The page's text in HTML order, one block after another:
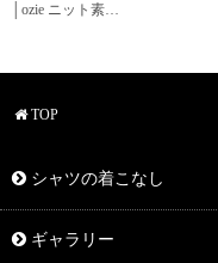
│ozie ニット素…
TOP
シャツの着こなし
ギャラリー